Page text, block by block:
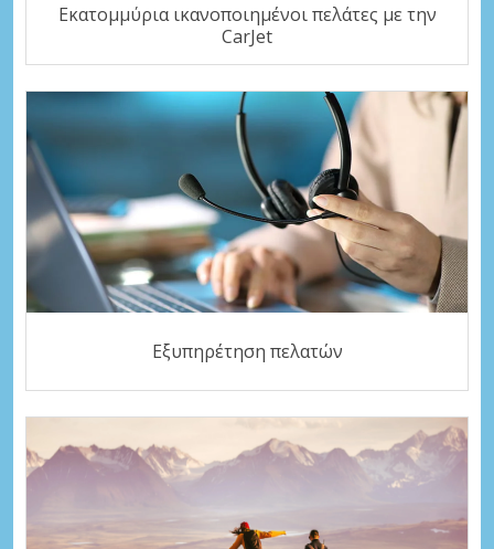
Εκατομμύρια ικανοποιημένοι πελάτες με την
CarJet
Εξυπηρέτηση πελατών